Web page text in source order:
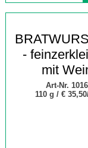
-
mit
Art-Nr. 1016
110 g / €